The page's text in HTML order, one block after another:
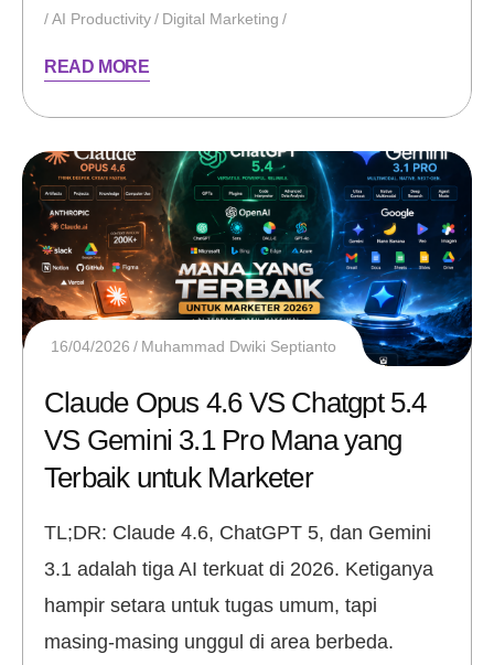
AI Productivity Digital Marketing
READ MORE
16/04/2026 Muhammad Dwiki Septianto
Claude Opus 4.6 VS Chatgpt 5.4
VS Gemini 3.1 Pro Mana yang
Terbaik untuk Marketer
TL;DR: Claude 4.6, ChatGPT 5, dan Gemini
3.1 adalah tiga AI terkuat di 2026. Ketiganya
hampir setara untuk tugas umum, tapi
masing-masing unggul di area berbeda.